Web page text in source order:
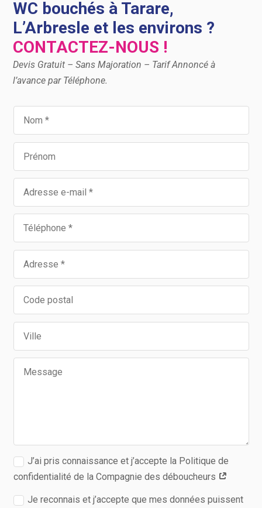
WC bouchés à Tarare,
L’Arbresle et les environs ?
CONTACTEZ-NOUS !
Devis Gratuit – Sans Majoration – Tarif Annoncé à
l’avance par Téléphone.
J’ai pris connaissance et j’accepte la Politique de
confidentialité de la Compagnie des déboucheurs
Je reconnais et j’accepte que mes données puissent